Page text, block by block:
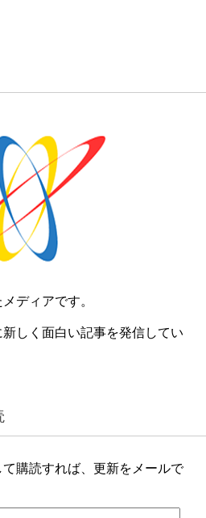
ディアです。
しく面白い記事を発信してい
購読すれば、更新をメールで